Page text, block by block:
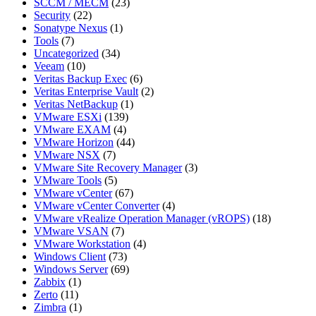
SCCM / MECM (23)
Security (22)
Sonatype Nexus (1)
Tools (7)
Uncategorized (34)
Veeam (10)
Veritas Backup Exec (6)
Veritas Enterprise Vault (2)
Veritas NetBackup (1)
VMware ESXi (139)
VMware EXAM (4)
VMware Horizon (44)
VMware NSX (7)
VMware Site Recovery Manager(3)
VMware Tools (5)
VMware vCenter(67)
VMware vCenter Converter(4)
VMware vRealize Operation Manager (vROPS) (18)
VMware VSAN (7)
VMware Workstation (4)
Windows Client (73)
Windows Server(69)
Zabbix (1)
Zerto (11)
Zimbra (1)